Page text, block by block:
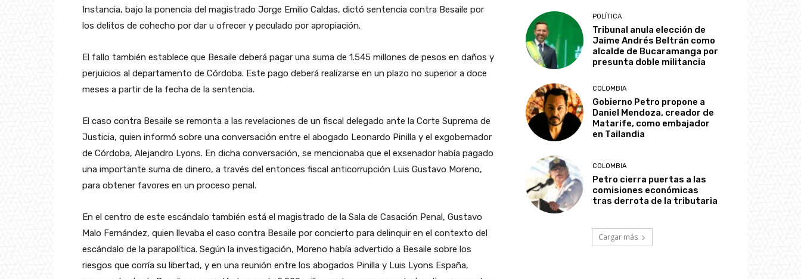
Instancia, bajo la ponencia del magistrado Jorge Emilio Caldas, dictó sentencia contra Besaile por
los delitos de cohecho por dar u ofrecer y peculado por apropiación.
El fallo también establece que Besaile deberá pagar una suma de 1.545 millones de pesos en daños y
perjuicios al departamento de Córdoba. Este pago deberá realizarse en un plazo no superior a doce
meses a partir de la fecha de la sentencia.
El caso contra Besaile se remonta a las revelaciones de un fiscal delegado ante la Corte Suprema de
Justicia, quien informó sobre una conversación entre el abogado Leonardo Pinilla y el exgobernador
de Córdoba, Alejandro Lyons. En dicha conversación, se mencionaba que el exsenador había pagado
una importante suma de dinero, a través del entonces fiscal anticorrupción Luis Gustavo Moreno,
para obtener favores en un proceso penal.
En el centro de este escándalo también está el magistrado de la Sala de Casación Penal, Gustavo
Malo Fernández, quien llevaba el caso contra Besaile por concierto para delinquir en el contexto del
escándalo de la parapolítica. Según la investigación, Moreno había advertido a Besaile sobre los
riesgos que corría su libertad, y en una reunión entre los abogados Pinilla y Luis Lyons España,
POLÍTICA
Tribunal anula elección de
Jaime Andrés Beltrán como
alcalde de Bucaramanga por
presunta doble militancia
COLOMBIA
Gobierno Petro propone a
Daniel Mendoza, creador de
Matarife, como embajador
en Tailandia
COLOMBIA
Petro cierra puertas a las
comisiones económicas
tras derrota de la tributaria
Cargar más